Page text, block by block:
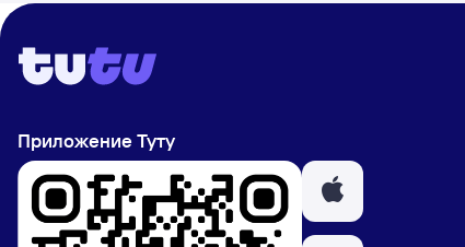
Приложение Туту